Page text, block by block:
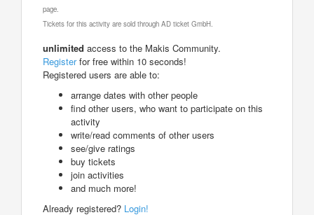
page.
Tickets for this activity are sold through AD ticket GmbH.
unlimited access to the Makis Community.
Registerfor free within 10 seconds!
Registered users are able to:
arrange dates with other people
find other users, who want to participate on this
activity
write/read comments of other users
see/give ratings
buy tickets
join activities
and much more!
Already registered? Login!